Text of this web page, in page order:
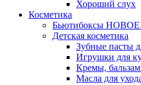
Хороший слух
Косметика
Бьютибоксы
Детская косметика
Зубные пасты
Игрушки для
Кремы,
Масла для